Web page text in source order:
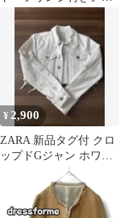
カラージャケット
¥ 2,900
ZARA 新品タグ付 クロ
ップドGジャン ホワイ
ト XS ダメージ加工